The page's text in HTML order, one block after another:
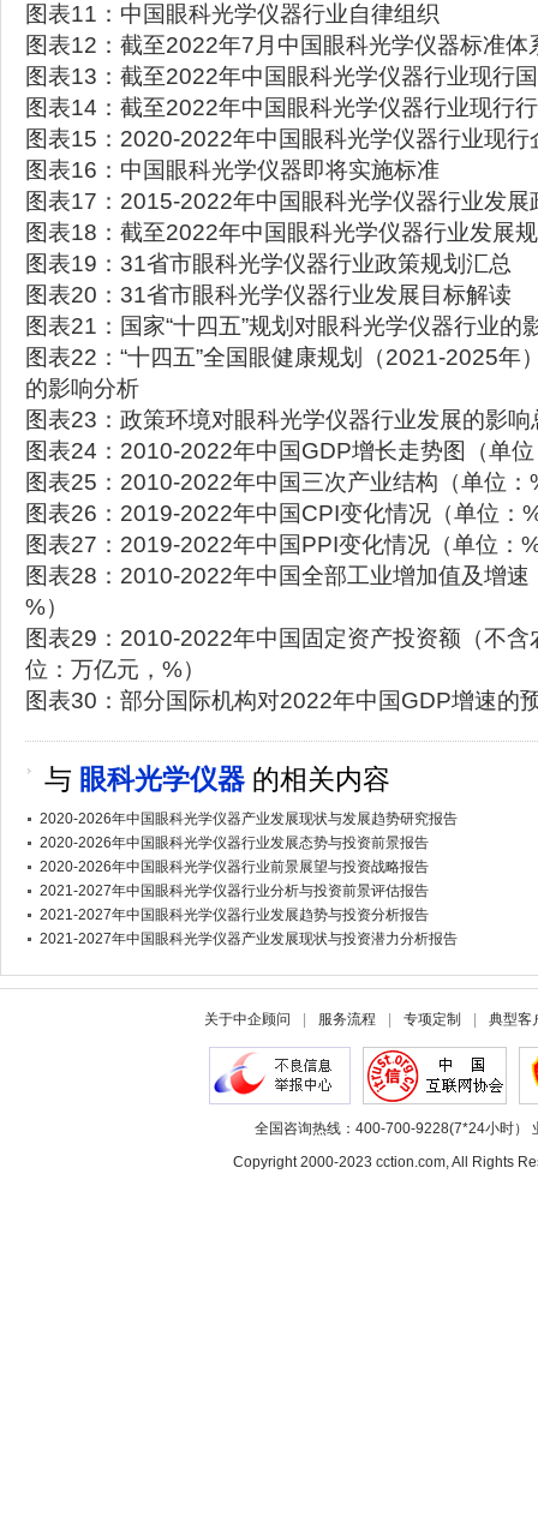
图表11：中国眼科光学仪器行业自律组织
图表12：截至2022年7月中国眼科光学仪器标准体
图表13：截至2022年中国眼科光学仪器行业现行
图表14：截至2022年中国眼科光学仪器行业现行
图表15：2020-2022年中国眼科光学仪器行业现行
图表16：中国眼科光学仪器即将实施标准
图表17：2015-2022年中国眼科光学仪器行业发展
图表18：截至2022年中国眼科光学仪器行业发展
图表19：31省市眼科光学仪器行业政策规划汇总
图表20：31省市眼科光学仪器行业发展目标解读
图表21：国家“十四五”规划对眼科光学仪器行业的
图表22：“十四五”全国眼健康规划（2021-2025年
的影响分析
图表23：政策环境对眼科光学仪器行业发展的影响
图表24：2010-2022年中国GDP增长走势图（单
图表25：2010-2022年中国三次产业结构（单位：
图表26：2019-2022年中国CPI变化情况（单位：
图表27：2019-2022年中国PPI变化情况（单位：
图表28：2010-2022年中国全部工业增加值及增速
%）
图表29：2010-2022年中国固定资产投资额（不含
位：万亿元，%）
图表30：部分国际机构对2022年中国GDP增速的
与 眼科光学仪器 的相关内容
2020-2026年中国眼科光学仪器产业发展现状与发展趋势研究报告
2020-2026年中国眼科光学仪器行业发展态势与投资前景报告
2020-2026年中国眼科光学仪器行业前景展望与投资战略报告
2021-2027年中国眼科光学仪器行业分析与投资前景评估报告
2021-2027年中国眼科光学仪器行业发展趋势与投资分析报告
2021-2027年中国眼科光学仪器产业发展现状与投资潜力分析报告
关于中企顾问 服务流程 专项定制 典型客
全国咨询热线：400-700-9228(7*24小时）
Copyright 2000-2023 cction.com, All Rights